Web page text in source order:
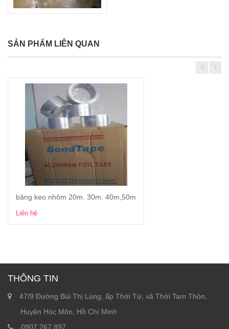
SẢN PHẨM LIÊN QUAN
Xem chi tiết
băng keo nhôm 20m. 30m. 40m,50m
Liên hệ
THÔNG TIN
47/9 Đường Bùi Thị Lùng, ấp Thới Tứ, xã Thới Tam Thôn,
Huyện Hóc Môn, Hồ Chí Minh
0907.267.897